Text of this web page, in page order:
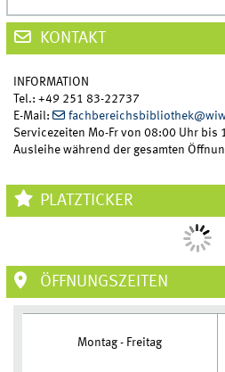
KONTAKT
INFORMATION
Tel.: +49 251 83-22737
E-Mail:
Servicezeiten Mo-Fr von 08:00 Uhr bis
Ausleihe während der gesamten
PLATZTICKER
ÖFFNUNGSZEITEN
Montag - Freitag